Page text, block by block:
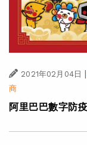
2021年02月04日 |
商
阿里巴巴數字防